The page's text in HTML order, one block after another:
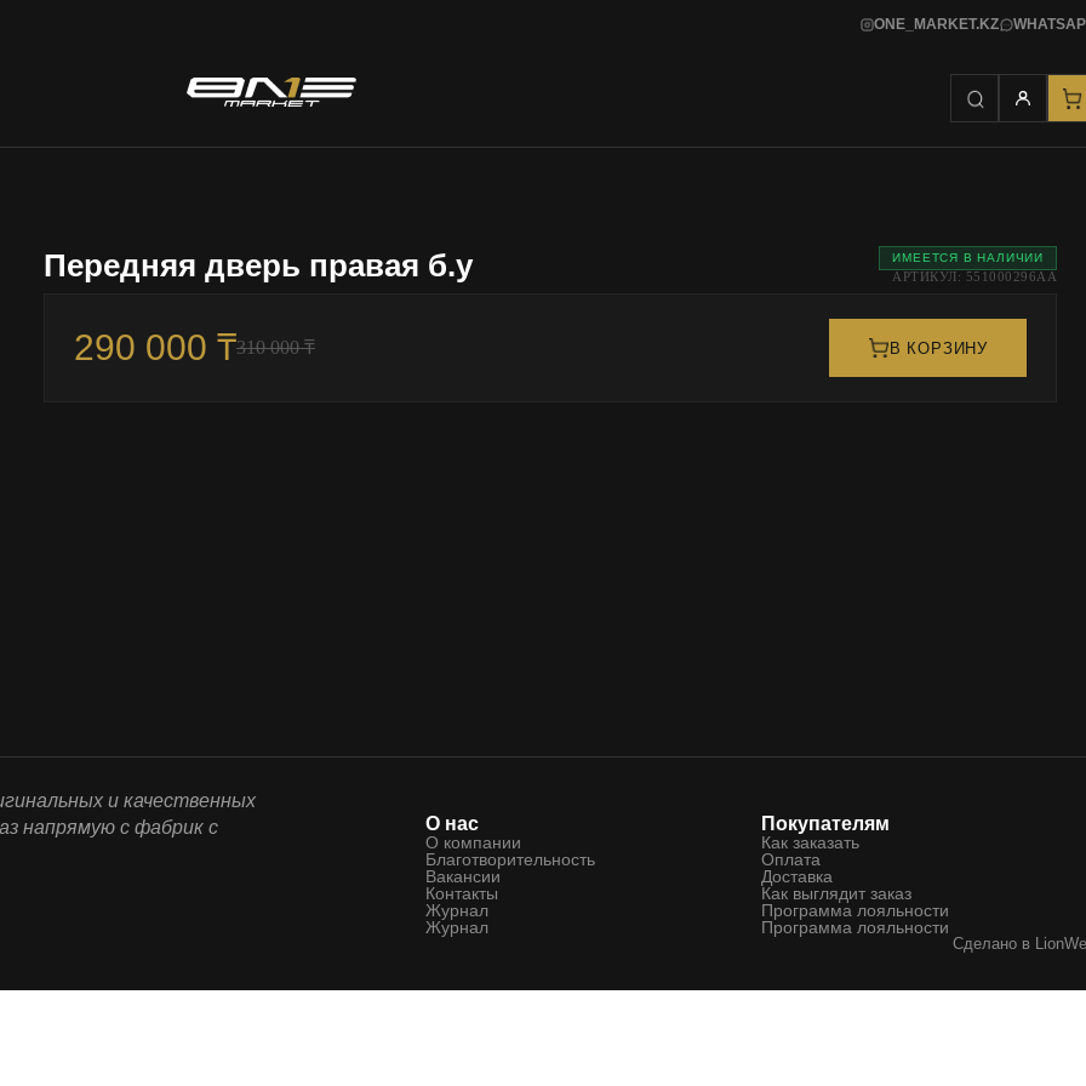
ONE_MARKET.KZ
Передняя дверь правая б.у ИМЕЕТСЯ В НАЛИЧИИ
АРТИКУЛ: 551000296АА
290 000 ₸310 000 ₸ В КОРЗИНУ
и качественных
напрямую с фабрик с
О нас
О компании
Благотворительность
Вакансии
Контакты
Журнал
Журнал
Покупателям
Как заказать
Оплата
Доставка
Как выглядит заказ
Программа лояльности
Программа лояльности
Сделано в